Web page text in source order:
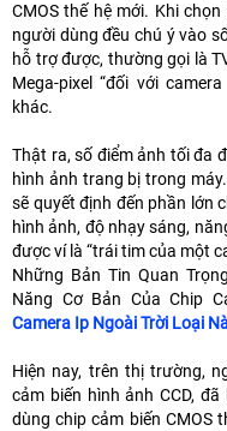
CMOS thế hệ mới. Khi
người dùng đều chú ý vào
hỗ trợ được, thường gọi là
Mega-pixel “đối với
khác.
Thật ra, số điểm ảnh tối đa
hình ảnh trang bị trong
sẽ quyết định đến phần lớn
hình ảnh, độ nhạy sáng,
được ví là “trái tim của một
Những Bản Tin Quan
Năng Cơ Bản Của Chip
Camera Ip Ngoài Trời Loại
Hiện nay, trên thị trường,
cảm biến hình ảnh CCD,
dùng chip cảm biến CMOS